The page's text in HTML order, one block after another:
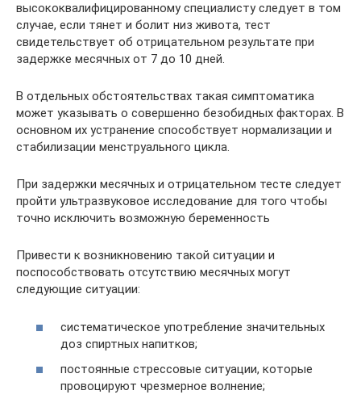
высококвалифицированному специалисту следует в том
случае, если тянет и болит низ живота, тест
свидетельствует об отрицательном результате при
задержке месячных от 7 до 10 дней.
В отдельных обстоятельствах такая симптоматика
может указывать о совершенно безобидных факторах. В
основном их устранение способствует нормализации и
стабилизации менструального цикла.
При задержки месячных и отрицательном тесте следует
пройти ультразвуковое исследование для того чтобы
точно исключить возможную беременность
Привести к возникновению такой ситуации и
поспособствовать отсутствию месячных могут
следующие ситуации:
систематическое употребление значительных
доз спиртных напитков;
постоянные стрессовые ситуации, которые
провоцируют чрезмерное волнение;